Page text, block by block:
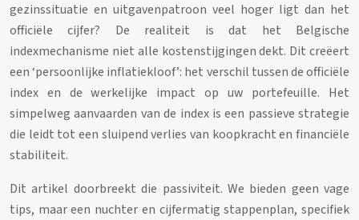
gezinssituatie en uitgavenpatroon veel hoger ligt dan het
officiële cijfer? De realiteit is dat het Belgische
indexmechanisme niet alle kostenstijgingen dekt. Dit creëert
een ‘persoonlijke inflatiekloof’: het verschil tussen de officiële
index en de werkelijke impact op uw portefeuille. Het
simpelweg aanvaarden van de index is een passieve strategie
die leidt tot een sluipend verlies van koopkracht en financiële
stabiliteit.
Dit artikel doorbreekt die passiviteit. We bieden geen vage
tips, maar een nuchter en cijfermatig stappenplan, specifiek